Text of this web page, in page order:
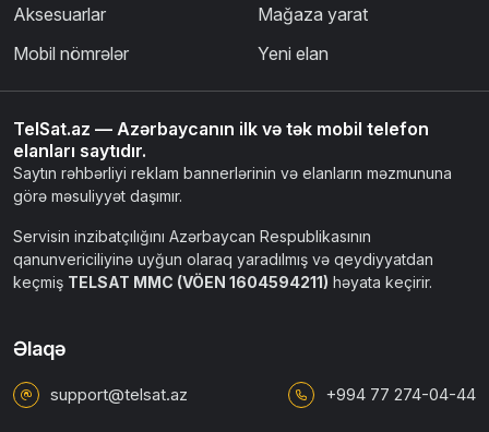
Aksesuarlar
Mobil nömrələr
Mağaza yarat
Yeni elan
TelSat.az — Azərbaycanın ilk və tək mobil telefon
elanları saytıdır.
Saytın rəhbərliyi reklam bannerlərinin və elanların məzmununa
görə məsuliyyət daşımır.
Servisin inzibatçılığını Azərbaycan Respublikasının
qanunvericiliyinə uyğun olaraq yaradılmış və qeydiyyatdan
keçmiş TELSAT MMC (VÖEN 1604594211) həyata keçirir.
Əlaqə
support@telsat.az +994 77 274-04-44